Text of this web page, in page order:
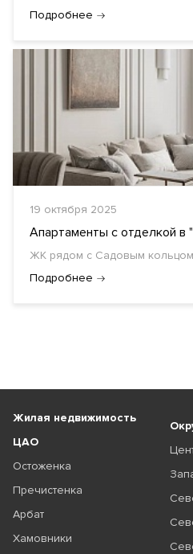
Подробнее
19 октября 2025
Апартаменты с отделкой в
ЖК рядом с Садовым кольцом
Подробнее
Жилая недвижимость
ЦАО
Остоженка
Пречистенка
Арбат
Хамовники